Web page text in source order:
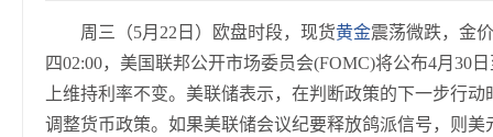
周三（5月22日）欧盘时段，现货黄金震荡微跌，金
四02:00，美国联邦公开市场委员会(FOMC)将公布4月30
上维持利率不变。美联储表示，在判断政策的下一步行
调整货币政策。如果美联储会议纪要释放鸽派信号，则美